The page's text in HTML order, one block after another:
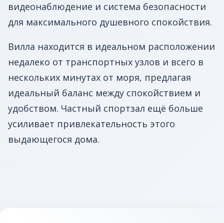
видеонаблюдение и система безопасности
для максимального душевного спокойствия.
Вилла находится в идеальном расположении
недалеко от транспортных узлов и всего в
нескольких минутах от моря, предлагая
идеальный баланс между спокойствием и
удобством. Частный спортзал ещё больше
усиливает привлекательность этого
выдающегося дома.